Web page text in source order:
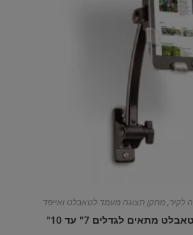
לקיר,מתקן תצוגה מעמד לטאבלט ואייפד
מתאים לגדלים 7" עד 10"